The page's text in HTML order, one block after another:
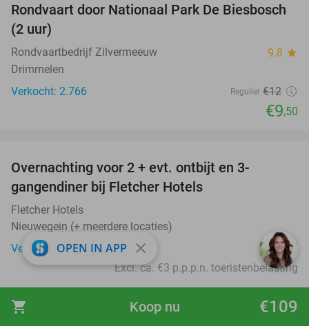
shopping_cart €109
Koop nu
21%
Rondvaart door Nationaal Park De Biesbosch
(2 uur)
Rondvaartbedrijf Zilvermeeuw 9.8 star
Drimmelen
Verkocht: 2.766
Regulier €12
€9,50
Overnachting voor 2 + evt. ontbijt en 3-
gangendiner bij Fletcher Hotels
Fletcher Hotels
Nieuwegein (+ meerdere locaties)
Verkocht: 18.409
€45
Excl. ca. €3 p.p.p.n. toeristenbelasting
favorite_border
OPEN IN APP close